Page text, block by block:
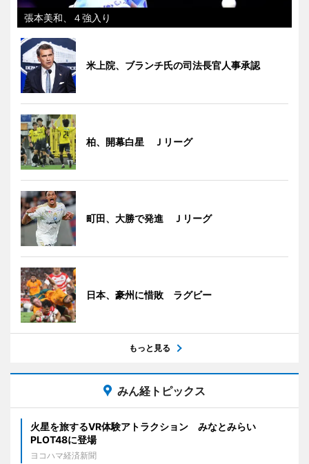
張本美和、４強入り
米上院、ブランチ氏の司法長官人事承認
柏、開幕白星 Ｊリーグ
町田、大勝で発進 Ｊリーグ
日本、豪州に惜敗 ラグビー
もっと見る
みん経トピックス
火星を旅するVR体験アトラクション みなとみらい
PLOT48に登場
ヨコハマ経済新聞